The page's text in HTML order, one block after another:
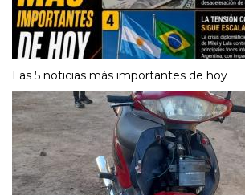
Las 5 noticias más importantes de hoy